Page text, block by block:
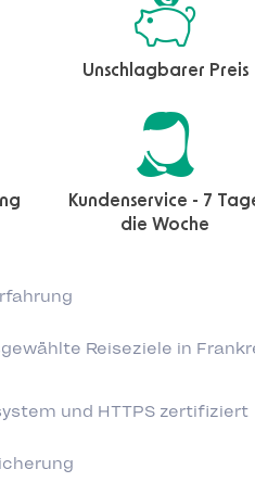
Unschlagbarer Preis
Kundenservice - 7
die Woche
Reiseziele in
und HTTPS zertifiziert